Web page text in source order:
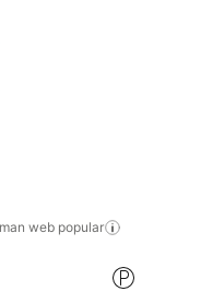
web popular